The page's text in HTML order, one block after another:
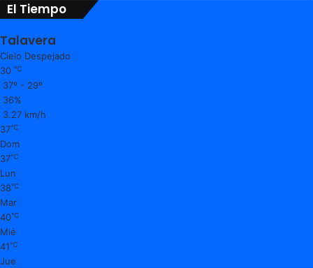
El Tiempo
Talavera
Cielo Despejado
30 ℃
37º - 29º
36%
3.27 km/h
37℃
Dom
37℃
Lun
38℃
Mar
40℃
Mié
41℃
Jue